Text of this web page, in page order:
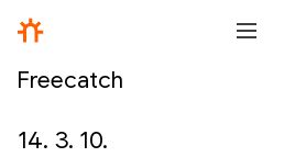
Freecatch
14. 3. 10.